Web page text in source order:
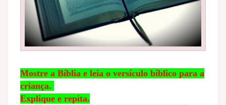
Mostre a Bíblia e leia o versículo bíblico para a
criança.
Explique e repita.